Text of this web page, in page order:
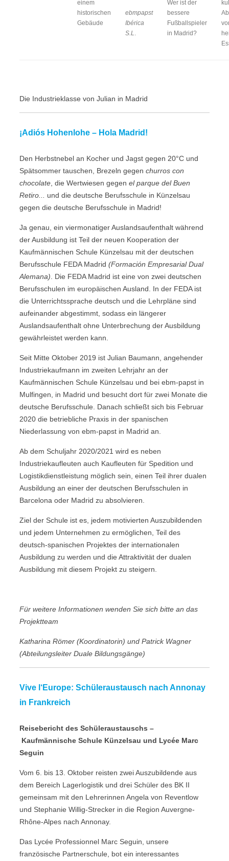
einem
historischen
Gebäude
ebmpapst
Ibérica
S.L
Wer ist der
bessere
Fußballspieler
in Madrid?
Die Industrieklasse von Julian in Madrid
¡Adiós Hohenlohe – Hola Madrid!
Den Herbstnebel an Kocher und Jagst gegen 20°C und
Spätsommer tauschen, Brezeln gegen churros con
chocolate , die Wertwiesen gegen el parque del Buen
Retiro... und die deutsche Berufsschule in Künzelsau
gegen die deutsche Berufsschule in Madrid!
Ja genau, ein viermonatiger Auslandsaufenthalt während
der Ausbildung ist Teil der neuen Kooperation der
Kaufmännischen Schule Künzelsau mit der deutschen
Berufsschule FEDA Madrid (Formación Empresarial Dual
Alemana) . Die FEDA Madrid ist eine von zwei deutschen
Berufsschulen im europäischen Ausland. In der FEDA ist
die Unterrichtssprache deutsch und die Lehrpläne sind
aufeinander abgestimmt, sodass ein längerer
Auslandsaufenthalt ohne Unterbrechung der Ausbildung
gewährleistet werden kann.
Seit Mitte Oktober 2019 ist Julian Baumann, angehender
Industriekaufmann im zweiten Lehrjahr an der
Kaufmännischen Schule Künzelsau und bei ebm-papst in
Mulfingen, in Madrid und besucht dort für zwei Monate die
deutsche Berufsschule. Danach schließt sich bis Februar
2020 die betriebliche Praxis in der spanischen
Niederlassung von ebm-papst in Madrid an.
Ab dem Schuljahr 2020/2021 wird es neben
Industriekaufleuten auch Kaufleuten für Spedition und
Logistikdienstleistung möglich sein, einen Teil ihrer dualen
Ausbildung an einer der deutschen Berufsschulen in
Barcelona oder Madrid zu absolvieren.
Ziel der Schule ist es, jedem motivierten Auszubildenden
und jedem Unternehmen zu ermöglichen, Teil des
deutsch-spanischen Projektes der internationalen
Ausbildung zu werden und die Attraktivität der dualen
Ausbildung mit diesem Projekt zu steigern.
Für weitere Informationen wenden Sie sich bitte an das
Projektteam
Katharina Römer (Koordinatorin) und Patrick Wagner
(Abteilungsleiter Duale Bildungsgänge)
Vive l‘Europe: Schüleraustausch nach Annonay
in Frankreich
Reisebericht des Schüleraustauschs –
Kaufmännische Schule Künzelsau und Lycée Marc
Seguin
Vom 6. bis 13. Oktober reisten zwei Auszubildende aus
dem Bereich Lagerlogistik und drei Schüler des BK II
gemeinsam mit den Lehrerinnen Angela von Reventlow
und Stephanie Willig-Strecker in die Region Auvergne-
Rhône-Alpes nach Annonay.
Das Lycée Professionnel Marc Seguin, unsere
französische Partnerschule, bot ein interessantes